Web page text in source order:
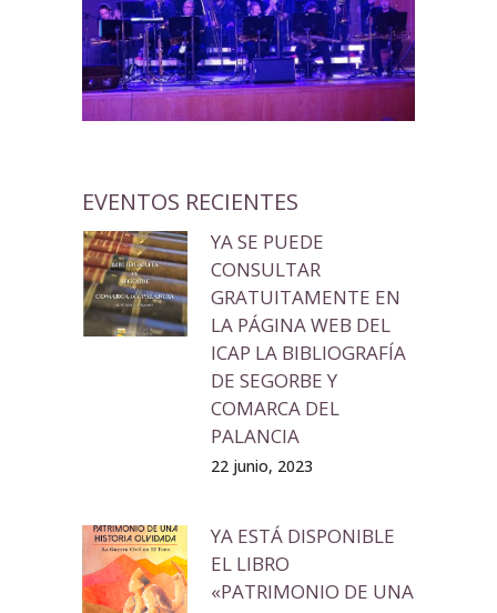
EVENTOS RECIENTES
YA SE PUEDE
CONSULTAR
GRATUITAMENTE EN
LA PÁGINA WEB DEL
ICAP LA BIBLIOGRAFÍA
DE SEGORBE Y
COMARCA DEL
PALANCIA
22 junio, 2023
YA ESTÁ DISPONIBLE
EL LIBRO
«PATRIMONIO DE UNA